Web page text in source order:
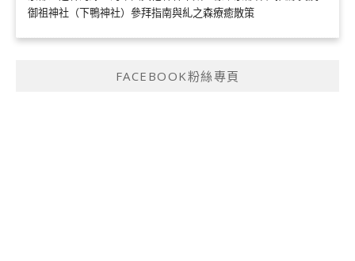
御祖神社（下鴨神社）參拜指南與糺之森療癒散策
FACEBOOK粉絲專頁